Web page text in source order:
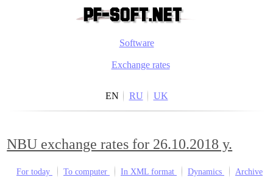
Software
Exchange rates
EN RU UK
NBU exchange rates for 26.10.2018 y.
For today To computer In XML format Dynamics Archive